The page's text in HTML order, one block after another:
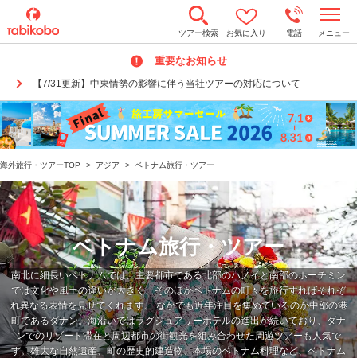
ツアー検索 お気に入り 電話 メニュー
重要なお知らせ
【7/31更新】中東情勢の影響に伴う当社ツアーの対応について
o
n
a
v
i
g
海外旅行・ツアーTOP > アジア > ベトナム旅行・ツアー
ベトナム旅行・ツアー
南北に細長いベトナムでは、主要都市である北部のハノイと南部のホーチミン
では文化や風土の違いが大きく、そのほかベトナムの町々を旅行すればそれぞ
れ異なる表情を見せてくれます。 なかでも近年注目を集めているのが中部の港
町であるダナン。海沿いではラグジュアリーホテルの進出が続いており、ダナ
ンでのリゾート滞在と周辺都市の街観光を組み合わせた周遊ツアーも人気で
す。雄大な自然遺産、町の歴史的建造物、本場のベトナム料理など、ベトナム